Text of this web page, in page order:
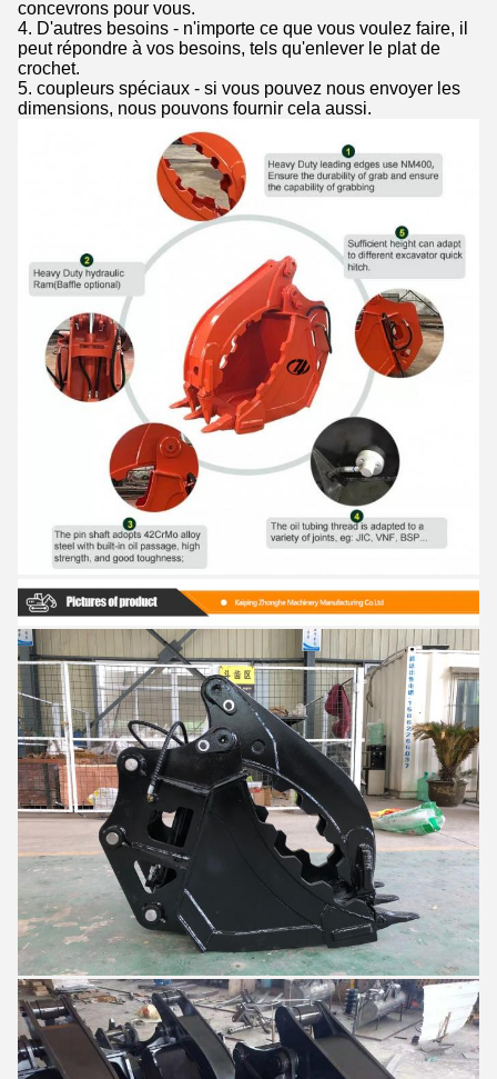
concevrons pour vous.
4. D'autres besoins - n'importe ce que vous voulez faire, il
peut répondre à vos besoins, tels qu'enlever le plat de
crochet.
5. coupleurs spéciaux - si vous pouvez nous envoyer les
dimensions, nous pouvons fournir cela aussi.